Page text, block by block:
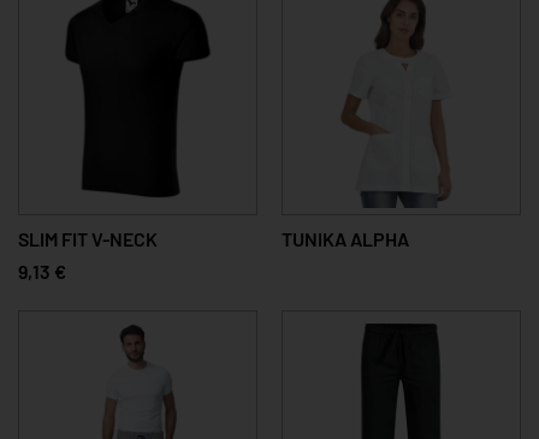
SLIM FIT V-NECK
9,13 €
TUNIKA ALPHA